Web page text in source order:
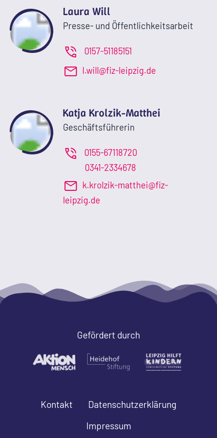
Laura Will
Presse- und Öffentlichkeitsarbeit
0157-51185151
l.will@fiz-leipzig.de
Katja Krolzik-Matthei
Geschäftsführerin
0155-67118720
0341-2334678
k.krolzik-matthei@fiz-
leipzig.de
Gefördert durch
Kontakt
Datenschutzerklärung
Impressum